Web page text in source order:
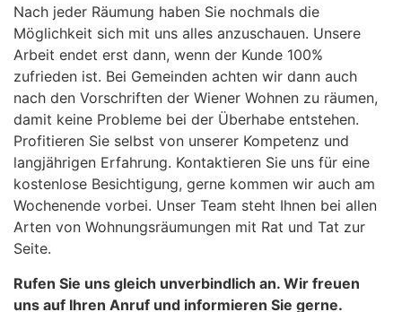
Nach jeder Räumung haben Sie nochmals die
Möglichkeit sich mit uns alles anzuschauen. Unsere
Arbeit endet erst dann, wenn der Kunde 100%
zufrieden ist. Bei Gemeinden achten wir dann auch
nach den Vorschriften der Wiener Wohnen zu räumen,
damit keine Probleme bei der Überhabe entstehen.
Profitieren Sie selbst von unserer Kompetenz und
langjährigen Erfahrung. Kontaktieren Sie uns für eine
kostenlose Besichtigung, gerne kommen wir auch am
Wochenende vorbei. Unser Team steht Ihnen bei allen
Arten von Wohnungsräumungen mit Rat und Tat zur
Seite.
Rufen Sie uns gleich unverbindlich an. Wir freuen
uns auf Ihren Anruf und informieren Sie gerne.